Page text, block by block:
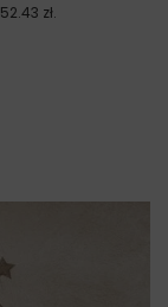
52.43 zł.